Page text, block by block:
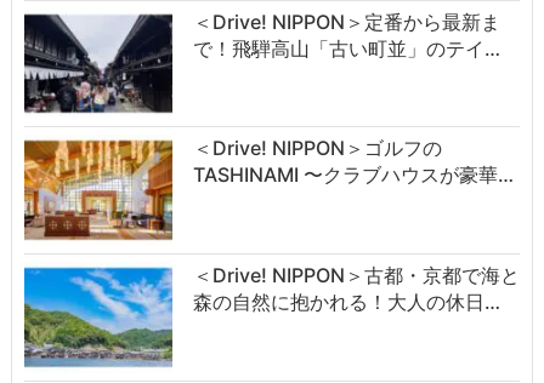
＜Drive! NIPPON＞定番から最新ま
で！飛騨高山「古い町並」のテイ…
＜Drive! NIPPON＞ゴルフの
TASHINAMI 〜クラブハウスが豪華…
＜Drive! NIPPON＞古都・京都で海と
森の自然に抱かれる！大人の休日…